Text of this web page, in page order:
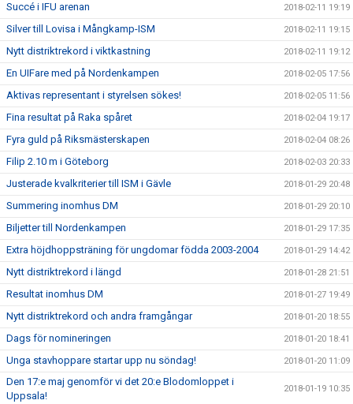
Succé i IFU arenan 2018-02-11 19:19
Silver till Lovisa i Mångkamp-ISM 2018-02-11 19:15
Nytt distriktrekord i viktkastning 2018-02-11 19:12
En UIFare med på Nordenkampen 2018-02-05 17:56
Aktivas representant i styrelsen sökes! 2018-02-05 11:56
Fina resultat på Raka spåret 2018-02-04 19:17
Fyra guld på Riksmästerskapen 2018-02-04 08:26
Filip 2.10 m i Göteborg 2018-02-03 20:33
Justerade kvalkriterier till ISM i Gävle 2018-01-29 20:48
Summering inomhus DM 2018-01-29 20:10
Biljetter till Nordenkampen 2018-01-29 17:35
Extra höjdhoppsträning för ungdomar födda 2003-2004 2018-01-29 14:42
Nytt distriktrekord i längd 2018-01-28 21:51
Resultat inomhus DM 2018-01-27 19:49
Nytt distriktrekord och andra framgångar 2018-01-20 18:55
Dags för nomineringen 2018-01-20 18:41
Unga stavhoppare startar upp nu söndag! 2018-01-20 11:09
Den 17:e maj genomför vi det 20:e Blodomloppet i
Uppsala!
2018-01-19 10:35